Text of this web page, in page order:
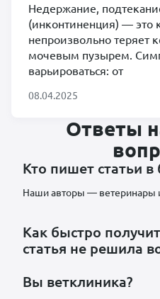
Недержание,
(инконтиненция) — это
непроизвольно теряет
мочевым пузырем.
варьироваться: от
08.04.2025
Ответы
Кто пишет статьи в
Наши авторы — ветеринары
Как быстро
статья не решила
Вы ветклиника?